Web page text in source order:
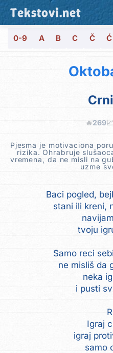
Tekstovi.net
0-9 A B C Č Ć
🔥269📈
Pjesma je motivaciona
rizika. Ohrabruje
vremena, da ne misli na
uzme
Baci pogled,
stani ili kreni,
tvoju
Samo reci
ne misliš da
neka
i pusti
Igraj
igraj
samo